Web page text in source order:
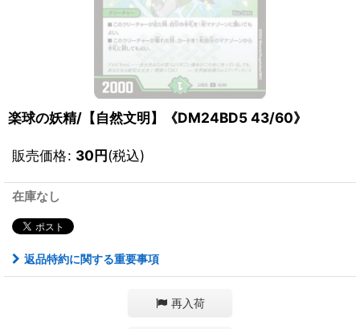
楽球の妖精/【自然文明】《DM24BD5 43/60》
販売価格: 30円(税込)
在庫なし
返品特約に関する重要事項
再入荷